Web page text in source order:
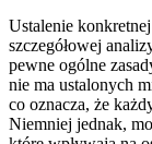
Ustalenie
szczegółowej
pewne ogólne
nie ma ustalonych
co oznacza, że
Niemniej jednak,